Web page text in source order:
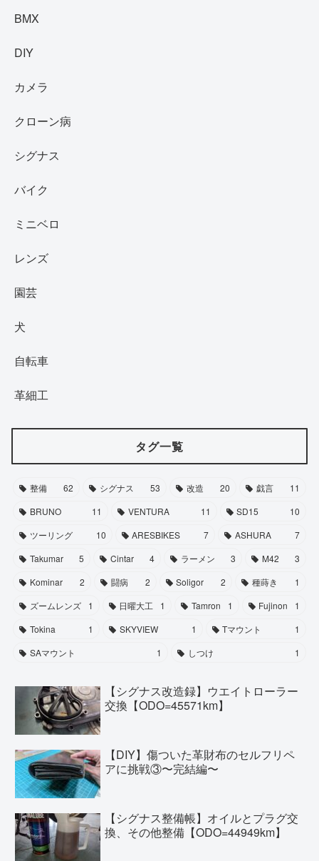
BMX
DIY
カメラ
クローン病
シグナス
バイク
ミニベロ
レンズ
園芸
犬
自転車
革細工
タグ一覧
整備 62 シグナス 53 改造 20 戯言
11
BRUNO
11 VENTURA 11 SD15
10
ツーリング
10 ARESBIKES 7 ASHURA
7
Takumar
5 Cintar 4 ラーメン 3 M42
3
Kominar
2 闘病 2 Soligor 2 種蒔き
1
ズームレンズ
1 日曜大工 1 Tamron 1 Fujinon
1
Tokina
1 SKYVIEW 1 Tマウント
1
SAマウント
1 しつけ 1
【シグナス改造録】ウエイトローラー
交換【ODO=45571km】
【DIY】傷ついた革財布のセルフリペ
アに挑戦③〜完結編〜
【シグナス整備帳】オイルとプラグ交
換、その他整備【ODO=44949km】